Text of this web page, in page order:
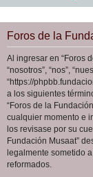
Foros de la
Al ingresar en “Foros
“nosotros”, “nos”,
“https://
a los siguientes
“Foros de la
cualquier momento e
los revisase por su
Fundación Musaat”
legalmente sometido
reformados.